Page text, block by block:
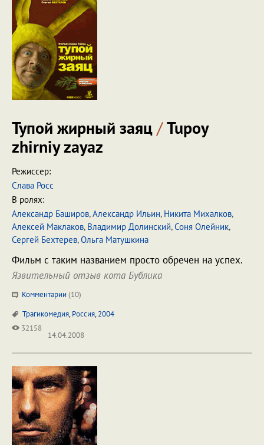
Тупой жирный заяц/Tupoy
zhirniy zayaz
Режиссер:
Слава Росс
В ролях:
Александр Баширов,Александр Ильин, Никита Михалков,
Алексей Маклаков, Владимир Долинский,Соня Олейник,
Сергей Бехтерев,Ольга Матушкина
Фильм с таким названием просто обречен на успех.
Язвительный отзыв кота Бублика
Комментарии (10)
Трагикомедия,Россия,2004
32158
14.04.2008